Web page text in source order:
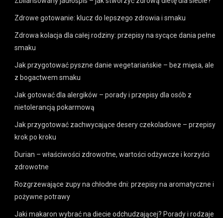
Zdrowe gotowanie: klucz do lepszego zdrowia i smaku
Zdrowa kolacja dla całej rodziny: przepisy na sycące dania pełne
smaku
Jak przygotować pyszne danie wegetariańskie – bez mięsa, ale
z bogactwem smaku
Jak gotować dla alergików – porady i przepisy dla osób z
nietolerancją pokarmową
Jak przygotować zachwycające desery czekoladowe – przepisy
krok po kroku
Durian – właściwości zdrowotne, wartości odżywcze i korzyści
zdrowotne
Rozgrzewające zupy na chłodne dni: przepisy na aromatyczne i
pożywne potrawy
Jaki makaron wybrać na diecie odchudzającej? Porady i rodzaje